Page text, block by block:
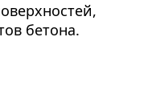
бетона.